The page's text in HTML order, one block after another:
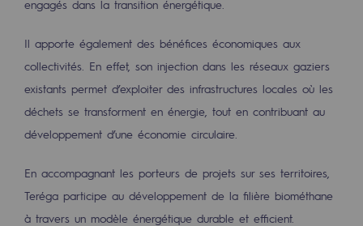
Acteur engagé
Acteur engagé
Ambition RSE
Responsabilité environnementale
Responsabilité environnementale
BE POSITIF, le programme de
engagés dans la transition énergétique.
Il apporte également des bénéfices économiques aux
collectivités. En effet, son injection dans les réseaux gaziers
existants permet d’exploiter des infrastructures locales où les
déchets se transforment en énergie, tout en contribuant au
développement d’une économie circulaire.
En accompagnant les porteurs de projets sur ses territoires,
Teréga participe au développement de la filière biométhane
à travers un modèle énergétique durable et efficient.